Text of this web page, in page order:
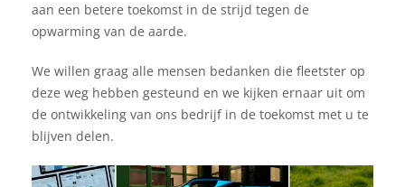
aan een betere toekomst in de strijd tegen de
opwarming van de aarde.
We willen graag alle mensen bedanken die fleetster op
deze weg hebben gesteund en we kijken ernaar uit om
de ontwikkeling van ons bedrijf in de toekomst met u te
blijven delen.